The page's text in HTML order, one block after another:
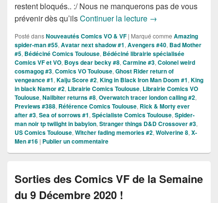
restent bloqués.. :/ Nous ne manquerons pas de vous
prévenir dès qu’ilsContinuer la lecture Sorties des
→
Posté dansNouveautés Comics VO & VF | Marqué comme Amazing
spider-man #55, Avatar next shadow #1, Avengers #40, Bad Mother
#5, Bédéciné Comics Toulouse, Bédéciné librairie spécialisée
Comics VF et VO, Boys dear becky #8, Carmine #3, Colonel weird
cosmagog #3, Comics VO Toulouse, Ghost Rider return of
vengeance #1, Kaiju Score #2, King in Black Iron Man Doom #1, King
in black Namor #2, Librairie Comics Toulouse, Librairie Comics VO
Toulouse, Nailbiter returns #8, Overwatch tracer london calling #2,
Previews #388, Référence Comics Toulouse, Rick & Morty ever
after #3, Sea of sorrows #1, Spécialiste Comics Toulouse, Spider-
man noir tp twilight in babylon, Stranger things D&D Crossover #3,
US Comics Toulouse, Witcher fading memories #2, Wolverine 8, X-
Men #16 | Publier un commentaire
Sorties des Comics VF de la Semaine
du 9 Décembre 2020 !